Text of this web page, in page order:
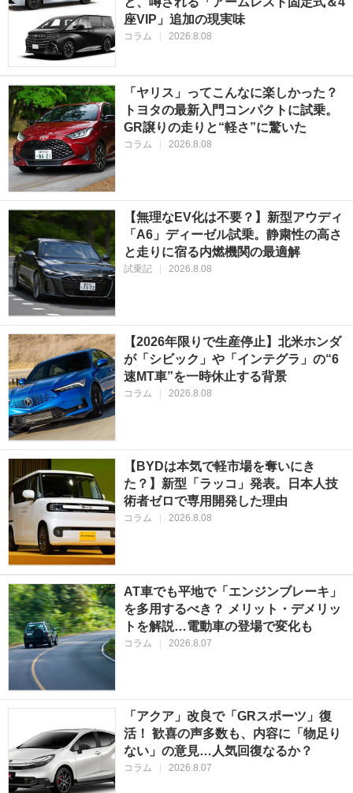
座VIP」追加の現実味
コラム 2026.8.08
「ヤリス」ってこんなに楽しかった？
トヨタの最新入門コンパクトに試乗。
GR譲りの走りと“軽さ”に驚いた
コラム 2026.8.08
【無理なEV化は不要？】新型アウディ
「A6」ディーゼル試乗。静粛性の高さ
と走りに宿る内燃機関の最適解
試乗記 2026.8.08
【2026年限りで生産停止】北米ホンダ
が「シビック」や「インテグラ」の“6
速MT車”を一時休止する背景
コラム 2026.8.08
【BYDは本気で軽市場を奪いにき
た？】新型「ラッコ」発表。日本人技
術者ゼロで専用開発した理由
コラム 2026.8.08
AT車でも平地で「エンジンブレーキ」
を多用するべき？ メリット・デメリッ
トを解説…電動車の登場で変化も
コラム 2026.8.07
「アクア」改良で「GRスポーツ」復
活！ 歓喜の声多数も、内容に「物足り
ない」の意見…人気回復なるか？
コラム | 2026.8.07